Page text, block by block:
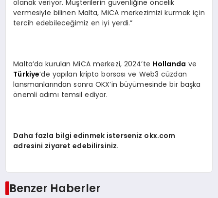
olanak veriyor. Müşterilerin güvenliğine öncelik
vermesiyle bilinen Malta, MiCA merkezimizi kurmak için
tercih edebileceğimiz en iyi yerdi.”
Malta’da kurulan MiCA merkezi, 2024’te Hollanda ve
Türkiye’de yapılan kripto borsası ve Web3 cüzdan
lansmanlarından sonra OKX’in büyümesinde bir başka
önemli adımı temsil ediyor.
Daha fazla bilgi edinmek isterseniz okx.com
adresini ziyaret edebilirsiniz.
Benzer Haberler